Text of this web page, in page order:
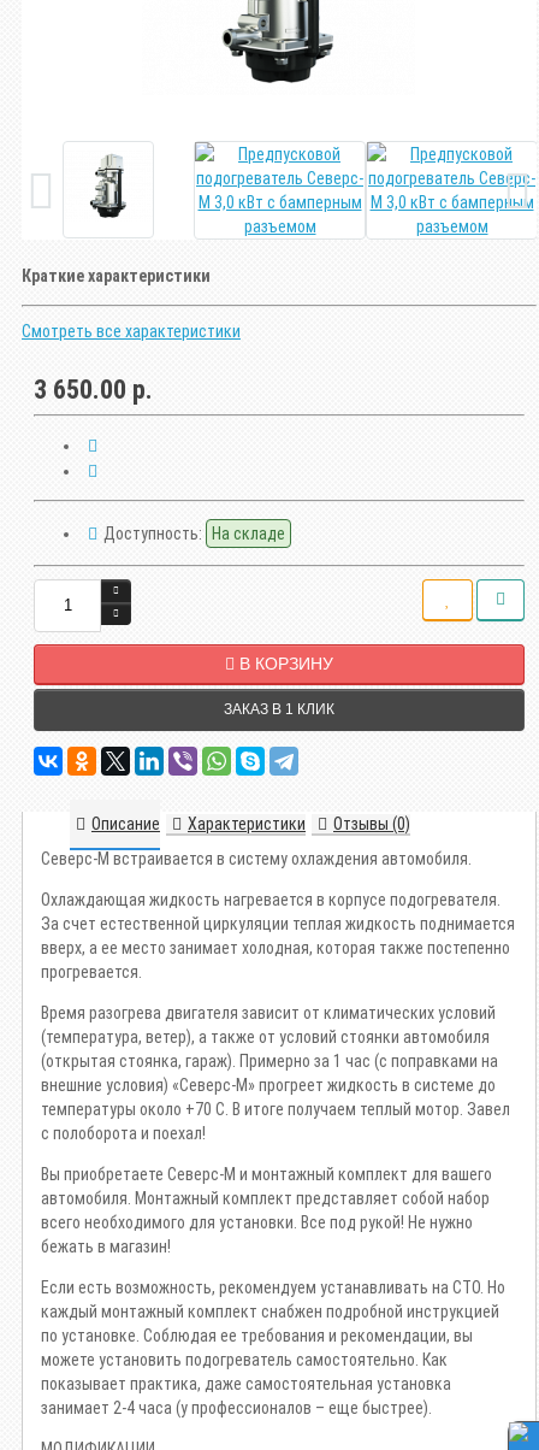
Краткие характеристики
Смотреть все характеристики
3 650.00 р.
Доступность: На складе
В КОРЗИНУ
ЗАКАЗ В 1 КЛИК
Описание Характеристики
Отзывы (0)
Северс-М встраивается в систему охлаждения автомобиля.
Охлаждающая жидкость нагревается в корпусе подогревателя.
За счет естественной циркуляции теплая жидкость поднимается
вверх, а ее место занимает холодная, которая также постепенно
прогревается.
Время разогрева двигателя зависит от климатических условий
(температура, ветер), а также от условий стоянки автомобиля
(открытая стоянка, гараж). Примерно за 1 час (с поправками на
внешние условия) «Северс-М» прогреет жидкость в системе до
температуры около +70 С. В итоге получаем теплый мотор. Завел
с полоборота и поехал!
Вы приобретаете Северс-М и монтажный комплект для вашего
автомобиля. Монтажный комплект представляет собой набор
всего необходимого для установки. Все под рукой! Не нужно
бежать в магазин!
Если есть возможность, рекомендуем устанавливать на СТО. Но
каждый монтажный комплект снабжен подробной инструкцией
по установке. Соблюдая ее требования и рекомендации, вы
можете установить подогреватель самостоятельно. Как
показывает практика, даже самостоятельная установка
занимает 2-4 часа (у профессионалов – еще быстрее).